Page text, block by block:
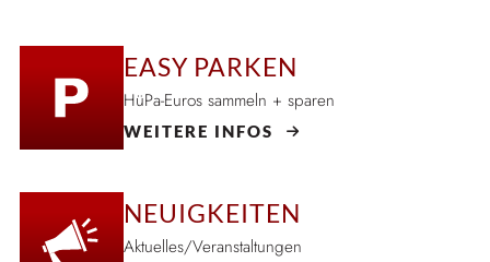
EASY PARKEN
HüPa-Euros sammeln + sparen
WEITERE INFOS
NEUIGKEITEN
Aktuelles/Veranstaltungen